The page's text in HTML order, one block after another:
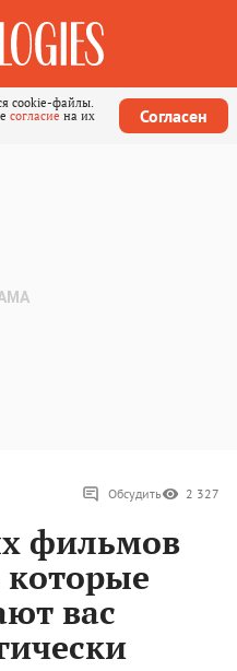
cookie-файлы.
согласие на их
Согласен
Обсудить 2 327
фильмов
которые
вас